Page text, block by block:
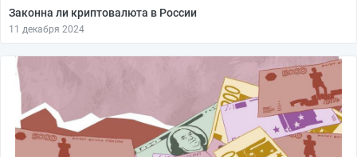
Законна ли криптовалюта в России
11 декабря 2024